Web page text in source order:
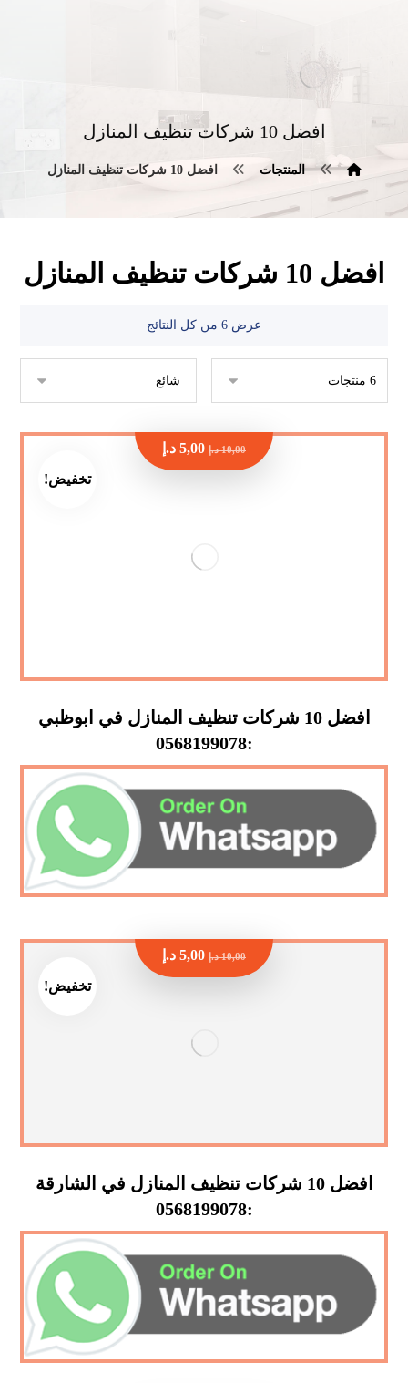
افضل 10 شركات تنظيف المنازل
المنتجات افضل 10 شركات تنظيف المنازل
افضل 10 شركات تنظيف المنازل
عرض ⁦6⁩ من كل النتائج
تخفيض!
افضل 10 شركات تنظيف المنازل في ابوظبي
:0568199078
10,00 د.إ 5,00 د.إ
تخفيض!
افضل 10 شركات تنظيف المنازل في الشارقة
:0568199078
10,00 د.إ 5,00 د.إ